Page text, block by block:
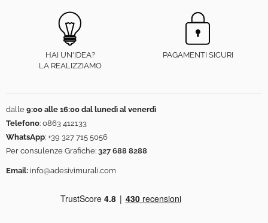
HAI UN'IDEA?
LA REALIZZIAMO
PAGAMENTI SICURI
dalle 9:00 alle 16:00 dal lunedì al venerdì
Telefono: 0863 412133
WhatsApp: +39 327 715 5056
Per consulenze Grafiche: 327 688 8288
Email: info@adesivimurali.com